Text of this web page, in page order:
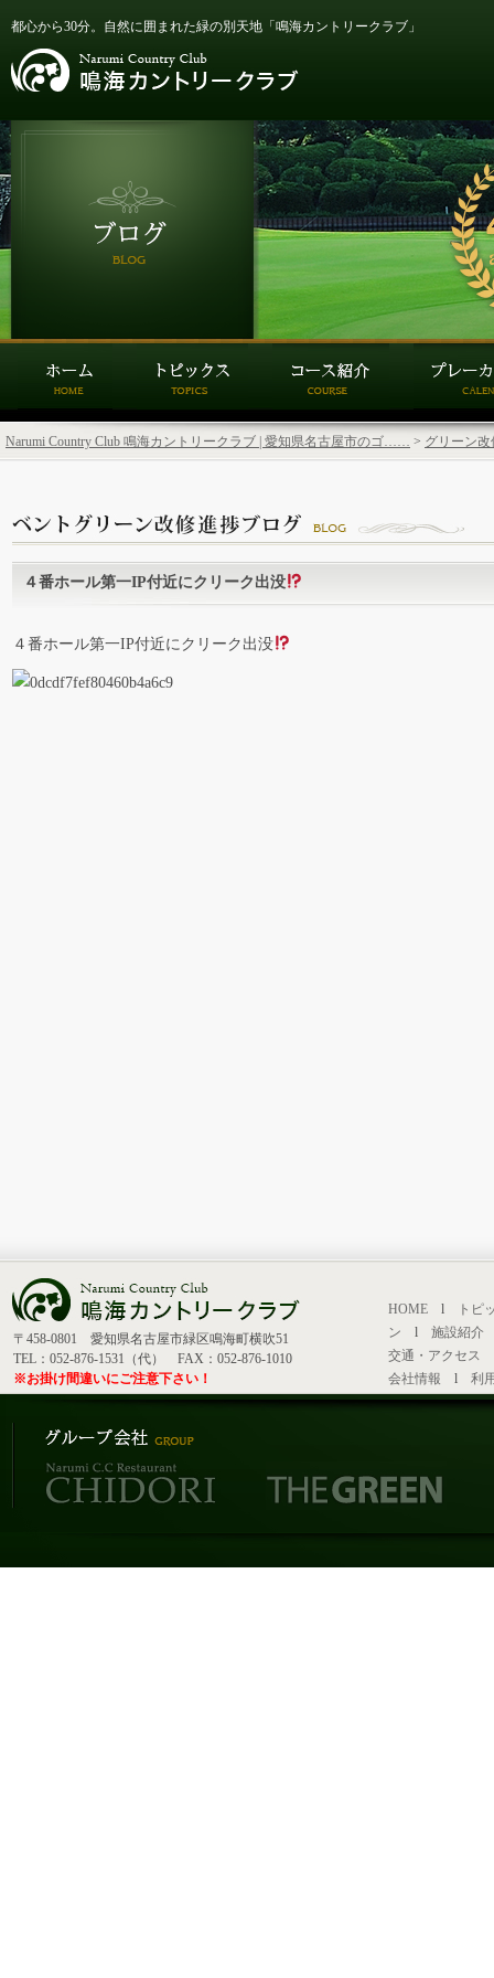
都心から30分。自然に囲まれた緑の別天地「鳴海カントリークラブ」
Narumi Country Club 鳴海カントリークラブ | 愛知県名古屋市のゴ…… > グリーン
４番ホール第一IP付近にクリーク出没
４番ホール第一IP付近にクリーク出没
〒458-0801 愛知県名古屋市緑区鳴海町横吹51
TEL：052-876-1531（代） FAX：052-876-1010
※お掛け間違いにご注意下さい！
HOME l
トピ
ン l 施設紹介
交通・アクセス
会社情報 l 利